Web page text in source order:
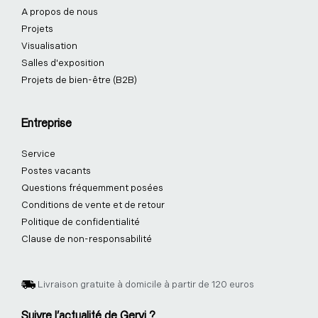
A propos de nous
Projets
Visualisation
Salles d'exposition
Projets de bien-être (B2B)
Entreprise
Service
Postes vacants
Questions fréquemment posées
Conditions de vente et de retour
Politique de confidentialité
Clause de non-responsabilité
Livraison gratuite à domicile à partir de 120 euros